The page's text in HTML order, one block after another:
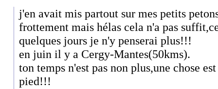
j'en avait mis partout sur mes petits
frottement mais hélas cela n'a pas
quelques jours je n'y penserai plus!!!
en juin il y a Cergy-Mantes(50kms).
ton temps n'est pas non plus,une chose
pied!!!